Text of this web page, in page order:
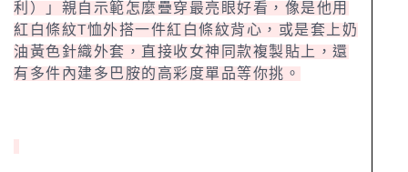
利）」親自示範怎麼疊穿最亮眼好看，像是他用
紅白條紋T恤外搭一件紅白條紋背心，或是套上奶
油黃色針織外套，直接收女神同款複製貼上，還
有多件內建多巴胺的高彩度單品等你挑。